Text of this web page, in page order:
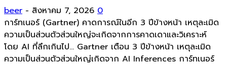
beer - สิงหาคม 7, 2026 0
การ์ทเนอร์ (Gartner) คาดการณ์ในอีก 3 ปีข้างหน้า เหตุละเมิด
ความเป็นส่วนตัวส่วนใหญ่จะเกิดจากการคาดเดาและวิเคราะห์
โดย AI ที่ลึกเกินไป... Gartner เตือน 3 ปีข้างหน้า เหตุละเมิด
ความเป็นส่วนตัวส่วนใหญ่เกิดจาก AI Inferences การ์ทเนอร์